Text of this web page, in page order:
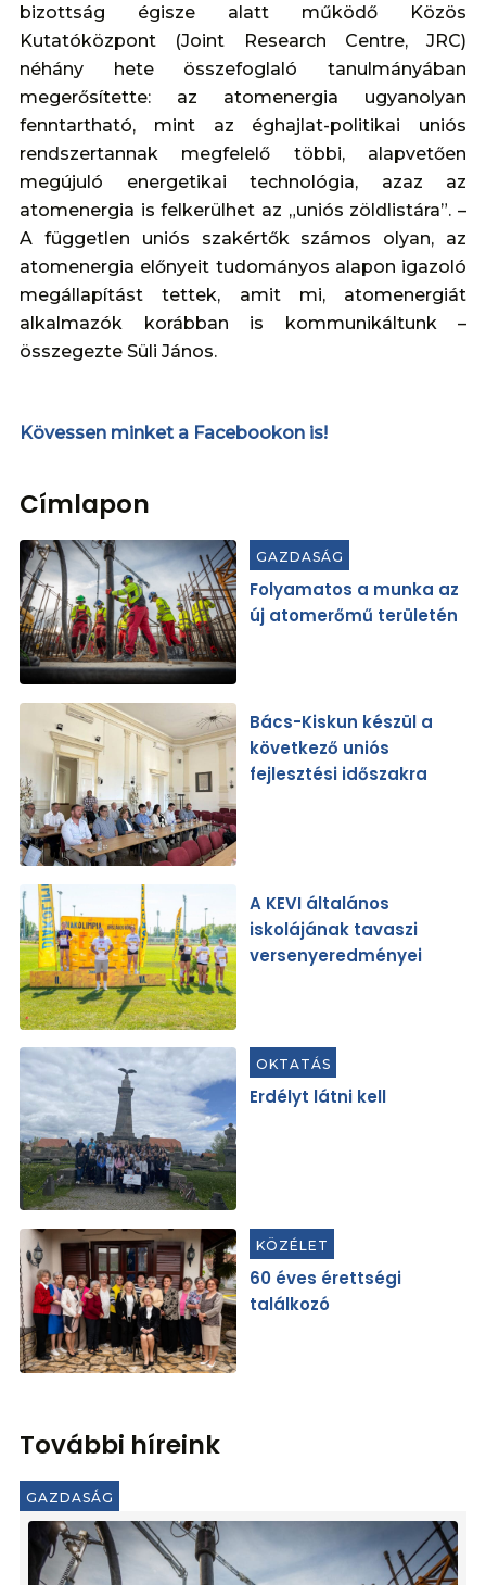
bizottság égisze alatt működő Közös
Kutatóközpont (Joint Research Centre, JRC)
néhány hete összefoglaló tanulmányában
megerősítette: az atomenergia ugyanolyan
fenntartható, mint az éghajlat-politikai uniós
rendszertannak megfelelő többi, alapvetően
megújuló energetikai technológia, azaz az
atomenergia is felkerülhet az „uniós zöldlistára”. –
A független uniós szakértők számos olyan, az
atomenergia előnyeit tudományos alapon igazoló
megállapítást tettek, amit mi, atomenergiát
alkalmazók korábban is kommunikáltunk –
összegezte Süli János.
Kövessen minket a Facebookon is!
Címlapon
GAZDASÁG
Folyamatos a munka az
új atomerőmű területén
Bács-Kiskun készül a
következő uniós
fejlesztési időszakra
A KEVI általános
iskolájának tavaszi
versenyeredményei
OKTATÁS
Erdélyt látni kell
KÖZÉLET
60 éves érettségi
találkozó
További híreink
GAZDASÁG